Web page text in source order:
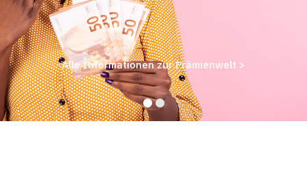
Alle Informationen zur Prämienwelt >